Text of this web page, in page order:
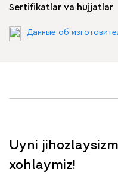
Sertifikatlar va hujjatlar
Данные об
Uyni
xohlaymiz!